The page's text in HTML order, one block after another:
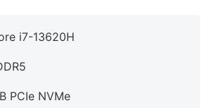
i7-13620H
PCIe NVMe